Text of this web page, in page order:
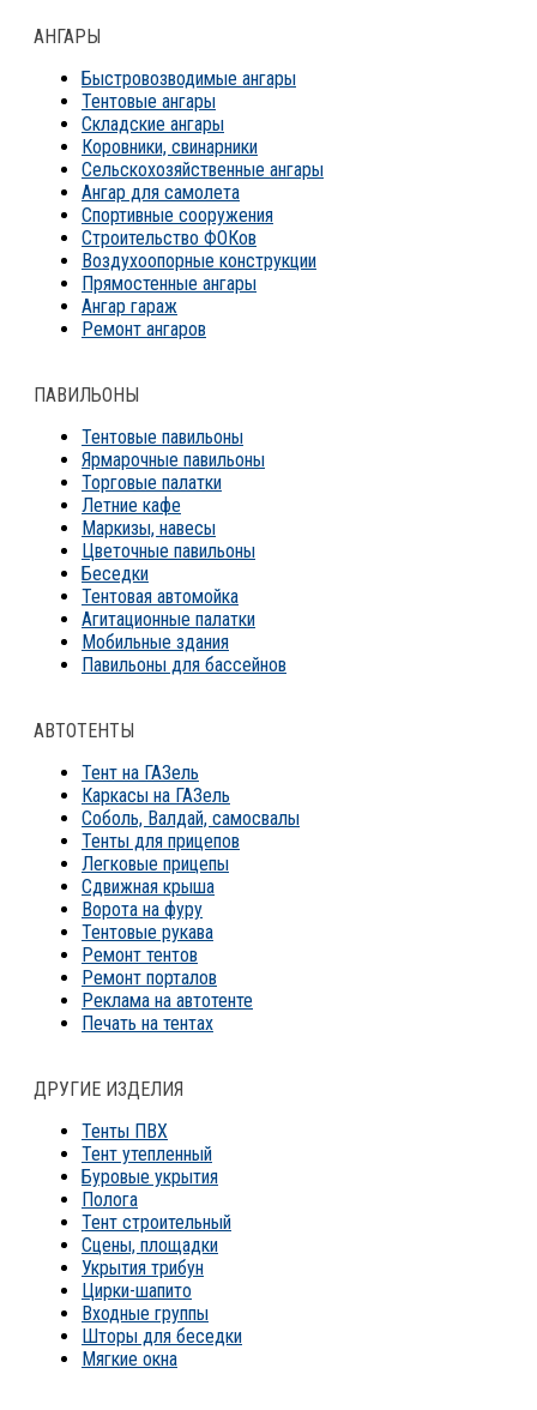
АНГАРЫ
Быстровозводимые ангары
Тентовые ангары
Складские ангары
Коровники, свинарники
Сельскохозяйственные ангары
Ангар для самолета
Спортивные сооружения
Строительство ФОКов
Воздухоопорные конструкции
Прямостенные ангары
Ангар гараж
Ремонт ангаров
ПАВИЛЬОНЫ
Тентовые павильоны
Ярмарочные павильоны
Торговые палатки
Летние кафе
Маркизы, навесы
Цветочные павильоны
Беседки
Тентовая автомойка
Агитационные палатки
Мобильные здания
Павильоны для бассейнов
АВТОТЕНТЫ
Тент на ГАЗель
Каркасы на ГАЗель
Соболь, Валдай, самосвалы
Тенты для прицепов
Легковые прицепы
Сдвижная крыша
Ворота на фуру
Тентовые рукава
Ремонт тентов
Ремонт порталов
Реклама на автотенте
Печать на тентах
ДРУГИЕ ИЗДЕЛИЯ
Тенты ПВХ
Тент утепленный
Буровые укрытия
Полога
Тент строительный
Сцены, площадки
Укрытия трибун
Цирки-шапито
Входные группы
Шторы для беседки
Мягкие окна